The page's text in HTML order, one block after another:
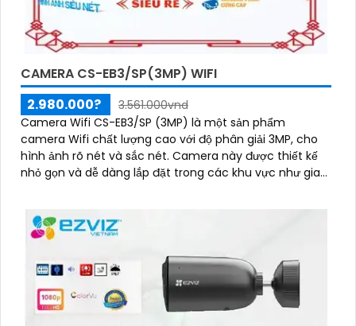
CAMERA CS-EB3/SP(3MP) WIFI
2.980.000?
3.561.000vnd
Camera Wifi CS-EB3/SP (3MP) là một sản phẩm
camera Wifi chất lượng cao với độ phân giải 3MP, cho
hình ảnh rõ nét và sắc nét. Camera này được thiết kế
nhỏ gọn và dễ dàng lắp đặt trong các khu vực như gia